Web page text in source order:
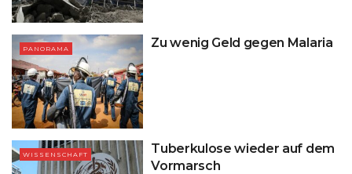
PANORAMA Zu wenig Geld gegen Malaria
WISSENSCHAFT
Tuberkulose wieder auf dem
Vormarsch